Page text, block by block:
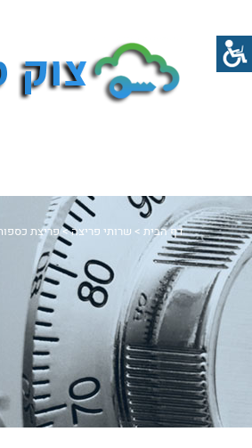
דף הבית > שרותי פריצה>פריצת